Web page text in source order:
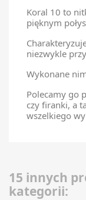
Koral 10 to
pięknym
niezwykle
Wykonane
Polecamy go
czy firanki, a
wszelkiego
15 innych
kategorii: